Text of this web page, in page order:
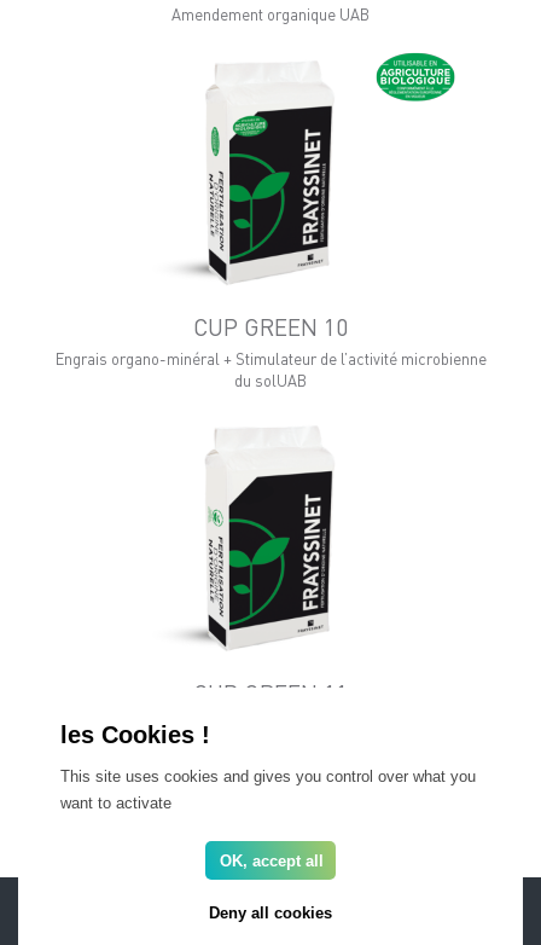
Amendement organique UAB
CUP GREEN 10
Engrais organo-minéral + Stimulateur de l’activité microbienne
du solUAB
CUP GREEN 11
Engrais organo-minéral
1 2
ESPACE PRO
This site uses cookies and gives you control over what you
want to activate
OK, accept all
Deny all cookies